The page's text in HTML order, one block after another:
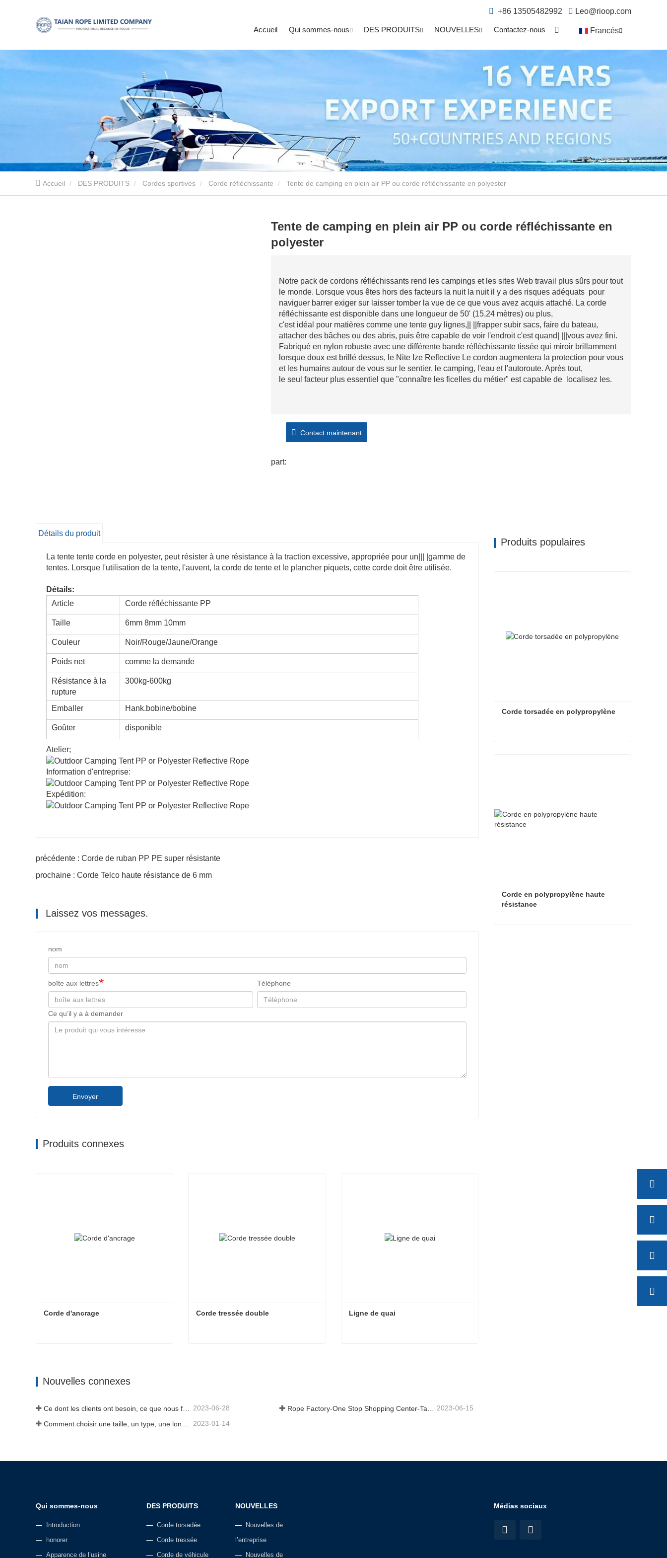
+86 13505482992 Leo@rioop.com
Accueil Qui sommes-nous DES PRODUITS NOUVELLES Contactez-nous Francés
Accueil DES PRODUITS Cordes sportives Corde réfléchissante Tente de camping en plein air PP ou corde réfléchissante en polyester
Tente de camping en plein air PP ou corde réfléchissante en
polyester
Notre pack de cordons réfléchissants rend les campings et les sites Web travail plus sûrs pour tout
le monde. Lorsque vous êtes hors des facteurs la nuit la nuit il y a des risques adéquats pour
naviguer barrer exiger sur laisser tomber la vue de ce que vous avez acquis attaché. La corde
réfléchissante est disponible dans une longueur de 50' (15,24 mètres) ou plus,
c'est idéal pour matières comme une tente guy lignes,|| ||frapper subir sacs, faire du bateau,
attacher des bâches ou des abris, puis être capable de voir l'endroit c'est quand| |||vous avez fini.
Fabriqué en nylon robuste avec une différente bande réfléchissante tissée qui miroir brillamment
lorsque doux est brillé dessus, le Nite Ize Reflective Le cordon augmentera la protection pour vous
et les humains autour de vous sur le sentier, le camping, l'eau et l'autoroute. Après tout,
le seul facteur plus essentiel que "connaître les ficelles du métier" est capable de localisez les.
Contact maintenant
part:
Détails du produit
La tente tente corde en polyester, peut résister à une résistance à la traction excessive, appropriée pour un||| |gamme de
tentes. Lorsque l'utilisation de la tente, l'auvent, la corde de tente et le plancher piquets, cette corde doit être utilisée.
Détails:
Article
Corde réfléchissante PP
Taille 6mm 8mm 10mm
Couleur Noir/Rouge/Jaune/Orange
Poids net comme la demande
Résistance à la
rupture
300kg-600kg
Emballer Hank.bobine/bobine
Goûter disponible
Atelier;
Information d'entreprise:
Expédition:
précédente : Corde de ruban PP PE super résistante
prochaine : Corde Telco haute résistance de 6 mm
Laissez vos messages.
nom
boîte aux lettres Téléphone
Ce qu’il y a à demander
Envoyer
Produits connexes
Corde d'ancrage Corde tressée double Ligne de quai
Nouvelles connexes
2023-06-28 2023-06-15
Comment choisir une taille, un type, une longueur de corde d'ancrage et plus encore ? 2023-01-14
Produits populaires
Corde torsadée en polypropylène
Corde en polypropylène haute
résistance
Qui sommes-nous
Introduction
honorer
Apparence de l’usine
DES PRODUITS
Corde torsadée
Corde tressée
Corde de véhicule
NOUVELLES
Nouvelles de
l’entreprise
Nouvelles de
Médias sociaux